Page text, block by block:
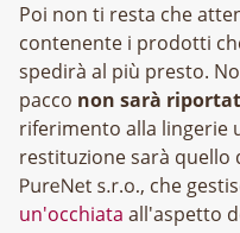
Poi non ti resta che
contenente i prodotti
spedirà al più presto.
pacco non sarà
riferimento alla lingerie
restituzione sarà quello
, che
un'occhiata all'aspetto